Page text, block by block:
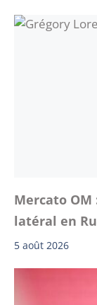
Mercato
latéral en
5 août 2026